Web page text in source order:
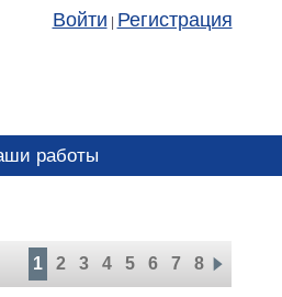
Войти Регистрация
работы
1 2 3 4 5 6 7 8